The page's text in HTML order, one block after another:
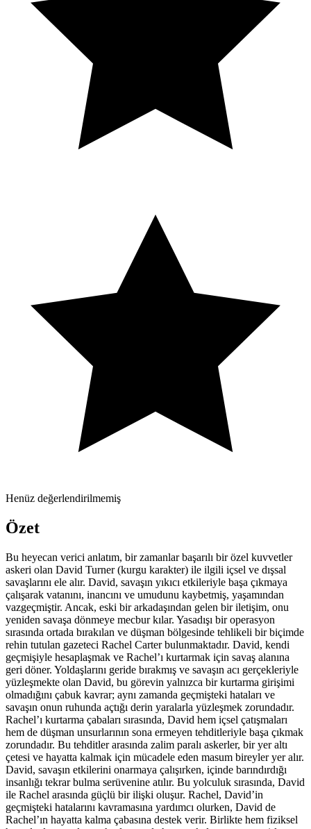
Henüz değerlendirilmemiş
Özet
Bu heyecan verici anlatım, bir zamanlar başarılı bir özel kuvvetler
askeri olan David Turner (kurgu karakter) ile ilgili içsel ve dışsal
savaşlarını ele alır. David, savaşın yıkıcı etkileriyle başa çıkmaya
çalışarak vatanını, inancını ve umudunu kaybetmiş, yaşamından
vazgeçmiştir. Ancak, eski bir arkadaşından gelen bir iletişim, onu
yeniden savaşa dönmeye mecbur kılar. Yasadışı bir operasyon
sırasında ortada bırakılan ve düşman bölgesinde tehlikeli bir biçimde
rehin tutulan gazeteci Rachel Carter bulunmaktadır. David, kendi
geçmişiyle hesaplaşmak ve Rachel’ı kurtarmak için savaş alanına
geri döner. Yoldaşlarını geride bırakmış ve savaşın acı gerçekleriyle
yüzleşmekte olan David, bu görevin yalnızca bir kurtarma girişimi
olmadığını çabuk kavrar; aynı zamanda geçmişteki hataları ve
savaşın onun ruhunda açtığı derin yaralarla yüzleşmek zorundadır.
Rachel’ı kurtarma çabaları sırasında, David hem içsel çatışmaları
hem de düşman unsurlarının sona ermeyen tehditleriyle başa çıkmak
zorundadır. Bu tehditler arasında zalim paralı askerler, bir yer altı
çetesi ve hayatta kalmak için mücadele eden masum bireyler yer alır.
David, savaşın etkilerini onarmaya çalışırken, içinde barındırdığı
insanlığı tekrar bulma serüvenine atılır. Bu yolculuk sırasında, David
ile Rachel arasında güçlü bir ilişki oluşur. Rachel, David’in
geçmişteki hatalarını kavramasına yardımcı olurken, David de
Rachel’ın hayatta kalma çabasına destek verir. Birlikte hem fiziksel